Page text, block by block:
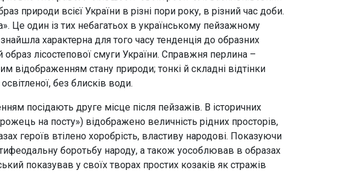
всієї України в різні пори року, в різний час доби.
Це один із тих небагатьох в українському пейзажному
характерна для того часу тенденція до образних
лісостепової смуги України. Справжня перлина –
стану природи; тонкі й складні відтінки
без блисків води.
посідають друге місце після пейзажів. В історичних
на посту») відображено величність рідних просторів,
героїв втілено хоробрість, властиву народові. Показуючи
боротьбу народу, а також уособлював в образах
показував у своїх творах простих козаків як стражів